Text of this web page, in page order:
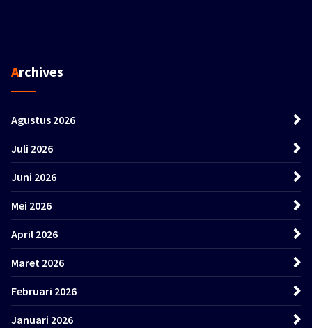
Archives
Agustus 2026
Juli 2026
Juni 2026
Mei 2026
April 2026
Maret 2026
Februari 2026
Januari 2026